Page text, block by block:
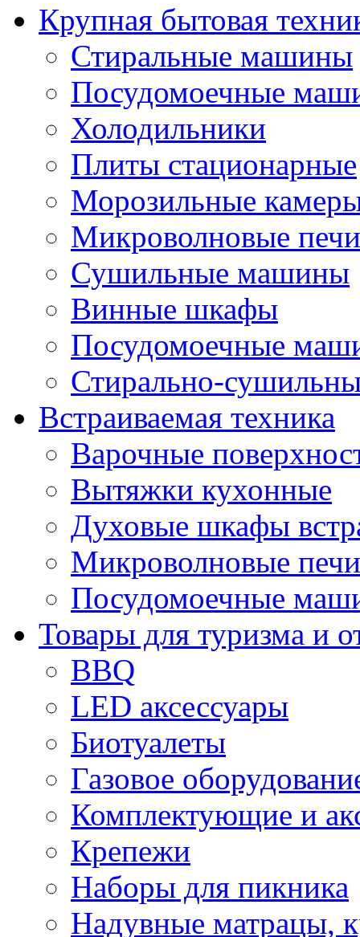
Крупная бытовая
Стиральные машины
Посудомоечные
Холодильники
Плиты стационарные
Морозильные
Микроволновые печи
Сушильные машины
Винные шкафы
Посудомоечные
Стирально-
Встраиваемая техника
Варочные
Вытяжки кухонные
Духовые шкафы
Микроволновые
Посудомоечные
Товары для туризма и
BBQ
LED аксессуары
Биотуалеты
Газовое
Комплектующие и
Крепежи
Наборы для пикника
Надувные матрацы,